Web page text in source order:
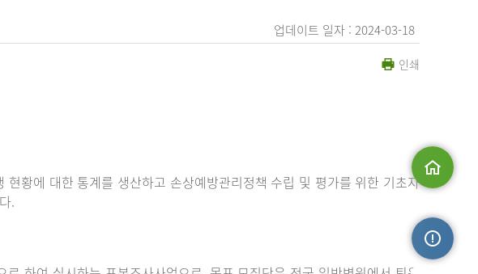
맵
업데이트 일자 : 2024-03-18
인쇄
황에 대한 통계를 생산하고 손상예방관리정책 수립 및 평가를 위한 기초자
.